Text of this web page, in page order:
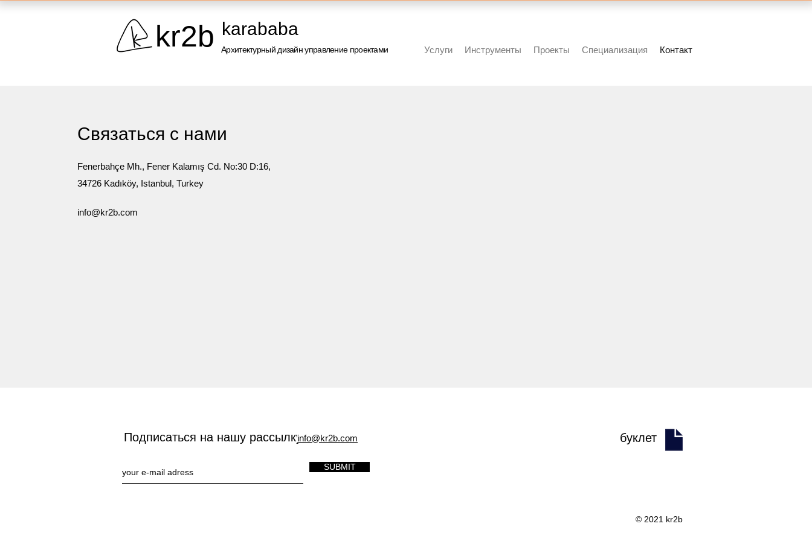
kr2b karababa
Архитектурный дизайн управление проектами Услуги Инструменты Проекты Специализация Контакт
Связаться с нами
Fenerbahçe Mh., Fener Kalamış Cd. No:30 D:16,
34726 Kadıköy, Istanbul, Turkey
info@kr2b.com
SUBMIT
Подписаться на нашу рассылкуinfo@kr2b.com буклет
© 2021 kr2b